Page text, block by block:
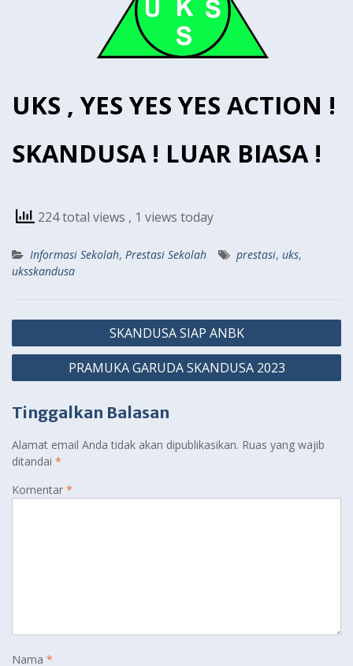
UKS , YES YES YES ACTION !
SKANDUSA ! LUAR BIASA !
224 total views , 1 views today
Informasi Sekolah, Prestasi Sekolah prestasi, uks,
uksskandusa
Navigasi
pos
SKANDUSA SIAP ANBK
PRAMUKA GARUDA SKANDUSA 2023
Tinggalkan Balasan
Alamat email Anda tidak akan dipublikasikan. Ruas yang wajib
ditandai *
Komentar *
Nama *